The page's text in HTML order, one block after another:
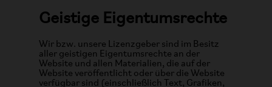
Geistige Eigentumsrechte
Wir bzw. unsere Lizenzgeber sind im Besitz
aller geistigen Eigentumsrechte an der
Website und allen Materialien, die auf der
Website veröffentlicht oder über die Website
verfügbar sind (einschließlich Text, Grafiken,